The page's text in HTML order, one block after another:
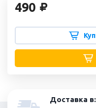
490
Доставка в: